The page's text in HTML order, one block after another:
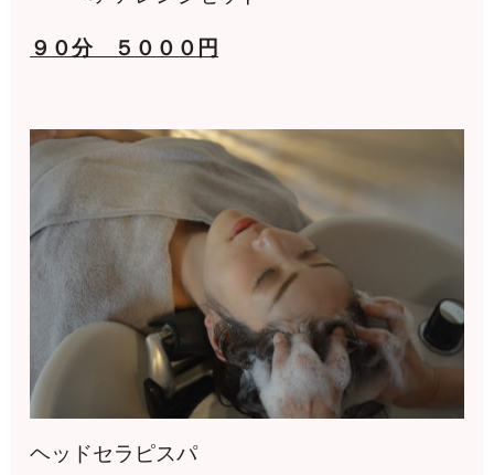
９０分 ５０００円
ヘッドセラピスパ